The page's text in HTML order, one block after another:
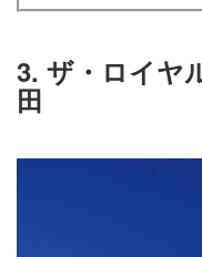
3. ザ・ロイヤ
田